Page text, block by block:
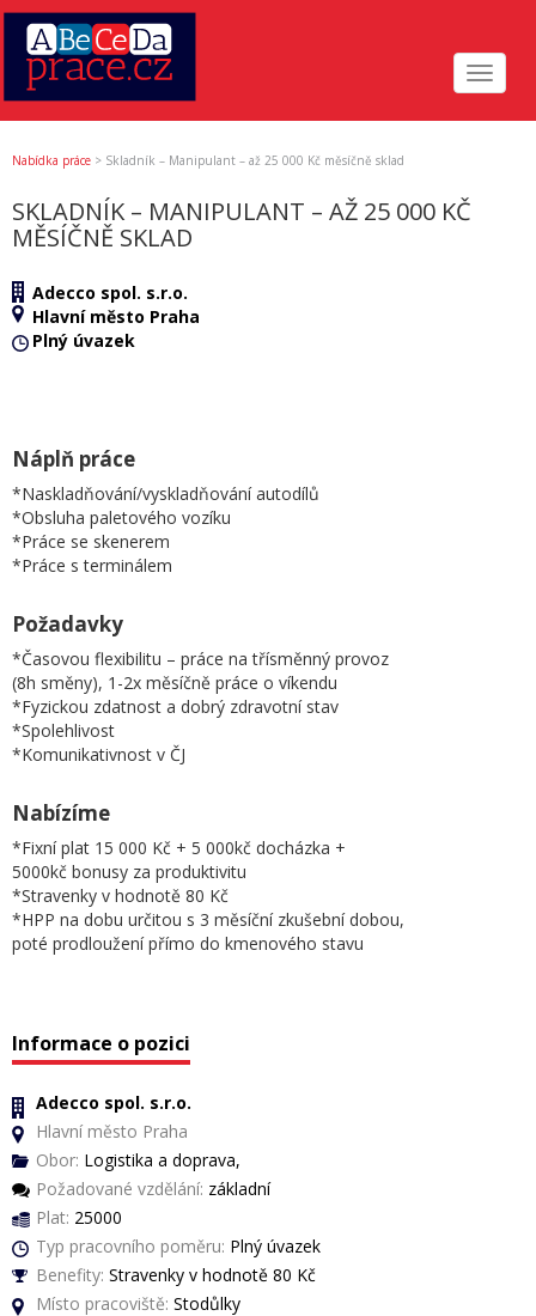
Toggle
Nabídka práce > Skladník – Manipulant – až 25 000 Kč měsíčně sklad
SKLADNÍK – MANIPULANT – AŽ 25 000 KČ
MĚSÍČNĚ SKLAD
Adecco spol. s.r.o.
Hlavní město Praha
Plný úvazek
Náplň práce
*Naskladňování/vyskladňování autodílů
*Obsluha paletového vozíku
*Práce se skenerem
*Práce s terminálem
Požadavky
*Časovou flexibilitu – práce na třísměnný provoz
(8h směny), 1-2x měsíčně práce o víkendu
*Fyzickou zdatnost a dobrý zdravotní stav
*Spolehlivost
*Komunikativnost v ČJ
Nabízíme
*Fixní plat 15 000 Kč + 5 000kč docházka +
5000kč bonusy za produktivitu
*Stravenky v hodnotě 80 Kč
*HPP na dobu určitou s 3 měsíční zkušební dobou,
poté prodloužení přímo do kmenového stavu
Informace o pozici
Adecco spol. s.r.o.
Hlavní město Praha
Obor: Logistika a doprava,
Požadované vzdělání: základní
Plat: 25000
Typ pracovního poměru: Plný úvazek
Benefity: Stravenky v hodnotě 80 Kč
Místo pracoviště: Stodůlky